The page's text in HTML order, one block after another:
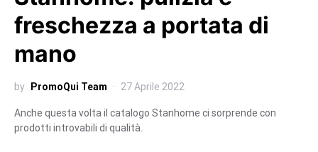
freschezza a portata di
mano
by PromoQui Team 27 Aprile 2022
Anche questa volta il catalogo Stanhome ci sorprende con
prodotti introvabili di qualità.